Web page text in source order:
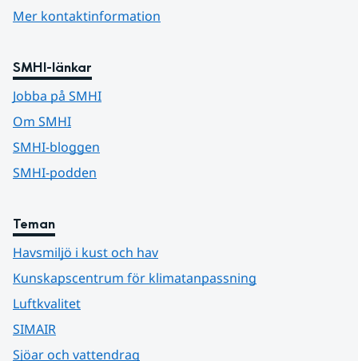
Mer kontaktinformation
SMHI-länkar
Jobba på SMHI
Om SMHI
SMHI-bloggen
SMHI-podden
Teman
Havsmiljö i kust och hav
Kunskapscentrum för klimatanpassning
Luftkvalitet
SIMAIR
Sjöar och vattendrag